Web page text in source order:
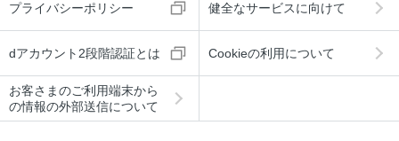
プライバシーポリシー 健全なサービスに向けて
dアカウント2段階認証とは Cookieの利用について
お客さまのご利用端末から
の情報の外部送信について